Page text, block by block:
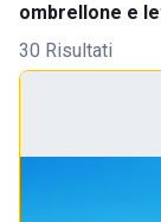
ombrellone e
30 Risultati